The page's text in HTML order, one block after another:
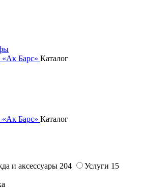
Барс» Каталог
Барс» Каталог
и аксессуары 204 Услуги 15